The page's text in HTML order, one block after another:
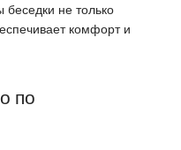
не только
комфорт и
по